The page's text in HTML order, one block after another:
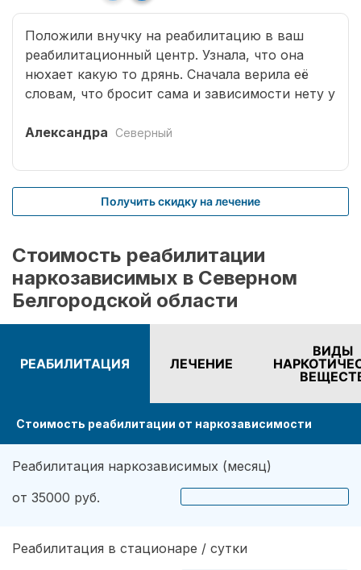
Положили внучку на реабилитацию в ваш
реабилитационный центр. Узнала, что она
нюхает какую то дрянь. Сначала верила её
словам, что бросит сама и зависимости нету у
решила действовать радикально и положила
реабилитации внучка всё равно продолжает
ходить на анонимные встречи, иногда
посещает психотерапевта, ну и само собой я
общаться. Сейчас внучка ни чего не
употребляет, заканчивает университет и уже
подыскивает себе работу,
Александра Северный
Получить скидку на лечение
Стоимость реабилитации
наркозависимых в Северном
Белгородской области
РЕАБИЛИТАЦИЯ ЛЕЧЕНИЕ
ВИДЫ
Стоимость реабилитации от наркозависимости
Реабилитация наркозависимых (месяц)
от 35000 руб.
Реабилитация в стационаре / сутки